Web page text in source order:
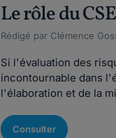
Le rôle du
Rédigé par Clémence
Si l'évaluation des
incontournable dans
l'élaboration et de la
Consulter